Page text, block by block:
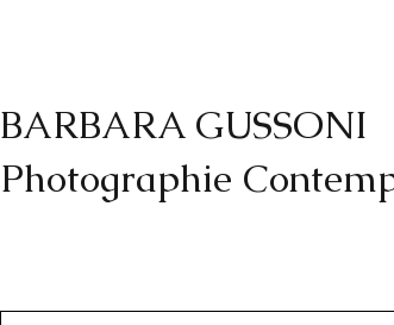
BARBARA GUSSONI
Photographie